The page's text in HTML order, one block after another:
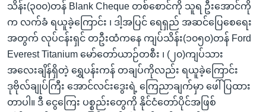
သိန်း(၃၀၀)တန် Blank Cheque တစ်စောင်ကို သူရ ဦးအောင်ကို
က လက်ခံ ရယူခဲ့ကြောင်း ၊ ဒါ့အပြင် ရေရှည် အဆင်ပြေစေရေး
အတွက် လုပ်ငန်းရှင် တဦးထံကနေ ကျပ်သိန်း(၁၀၅၀)တန် Ford
Everest Titanium မော်တော်ယာဉ်တစီး ၊ (၂၀)ကျပ်သား
အလေးချိန်ရှိတဲ့ ရွှေပန်းကန် တချပ်ကိုလည်း ရယူခဲ့ကြောင်း
ဒုဗိုလ်ချုပ်ကြီး အောင်လင်းဒွေးရဲ့ ကြေညာချက်မှာ ဖေါ်ပြထား
တာပါ။ ဒီ ငွေကြေး ပစ္စည်းတွေကို နိုင်ငံတော်ပိုင်အဖြစ်